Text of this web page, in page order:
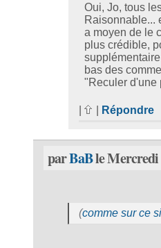
Oui, Jo, tous
Raisonnable...
a moyen de le
plus crédible,
bas des
"Reculer d'une
Répondre
parBaBle Mercredi
(comme sur ce